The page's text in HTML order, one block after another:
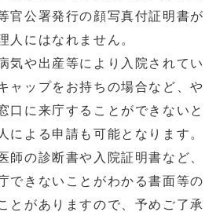
官公署発行の顔写真付証明書が
人にはなれません。
気や出産等により入院されてい
ャップをお持ちの場合など、や
口に来庁することができないと
による申請も可能となります。
師の診断書や入院証明書など、
できないことがわかる書面等の
とがありますので、予めご了承